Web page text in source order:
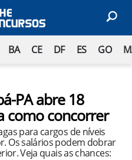
BA CE DF ES GO
PA abre 18
como concorrer
para cargos de níveis
Os salários podem dobrar
Veja quais as chances: